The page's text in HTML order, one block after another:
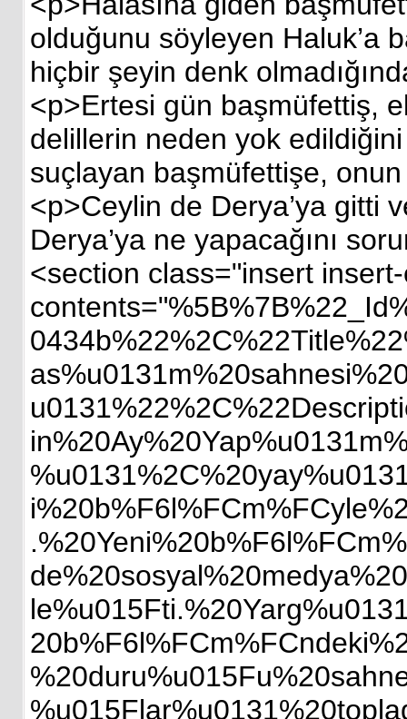
olduğunu söyleyen Haluk’a
hiçbir şeyin denk
<p>Ertesi gün başmüfettiş,
delillerin neden yok
suçlayan başmüfettişe,
<p>Ceylin de Derya’ya gitti
Derya’ya ne yapacağını
<section class="insert